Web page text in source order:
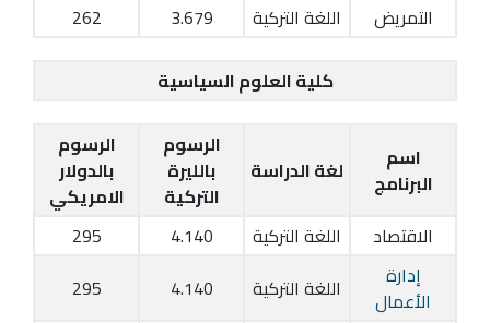
التمريض
اللغة التركية 3.679
262
كلية العلوم السياسية
اسم
البرنامج
لغة الدراسة
الرسوم
بالليرة
التركية
الرسوم
بالدولار
الامريكي
الاقتصاد
اللغة التركية 4.140
295
إدارة
الأعمال
اللغة التركية 4.140
295